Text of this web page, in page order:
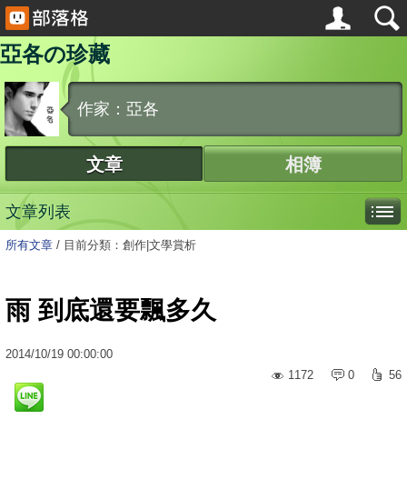
亞各の珍藏
作家：亞各
文章 相簿
文章列表
所有文章 / 目前分類：創作|文學賞析
雨 到底還要飄多久
2014/10/19 00:00:00
1172
0 56